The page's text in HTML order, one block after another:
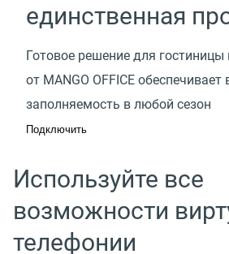
единственная
Готовое решение для гостиницы
от MANGO OFFICE
заполняемость в любой сезон
Подключить
Используйте все
возможности
телефонии